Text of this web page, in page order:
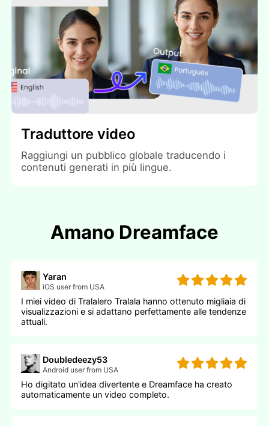
Traduttore video
Raggiungi un pubblico globale traducendo i
contenuti generati in più lingue.
Amano Dreamface
Yaran
iOS user from USA
I miei video di Tralalero Tralala hanno ottenuto migliaia di
visualizzazioni e si adattano perfettamente alle tendenze
attuali.
Doubledeezy53
Android user from USA
Ho digitato un'idea divertente e Dreamface ha creato
automaticamente un video completo.